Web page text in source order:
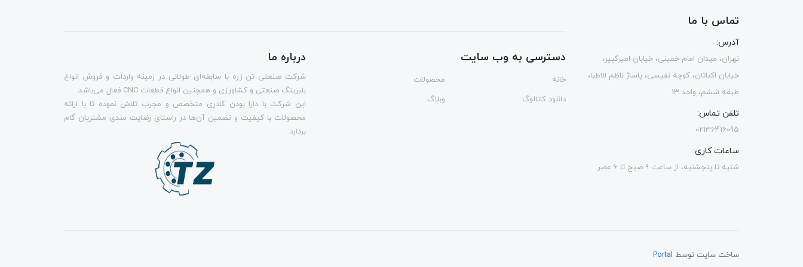
تماس با ما
آدرس:
تهران، میدان امام خمینی، خیابان امیرکبیر،
خیابان اکباتان، کوچه نفیسی، پاساژ ناظم الاطبا،
طبقه ششم، واحد 13
تلفن تماس:
02136416095
ساعات کاری:
شنبه تا پنجشنبه، از ساعت 9 صبح تا 6 عصر
دسترسی به وب سایت
خانه
محصولات
دانلود کاتالوگ
وبلاگ
درباره ما
شرکت صنعتی تن زره با سابقه‌ای طولانی در زمینه واردات و فروش انواع
بلبرینگ صنعتی و کشاورزی و همچنین انواع قطعات CNC فعال می‌باشد.
این شرکت با دارا بودن کادری متخصص و مجرب تلاش نموده تا با ارائه
محصولات با کیفیت و تضمین آن‌ها در راستای رضایت مندی مشتریان گام
بردارد.
ساخت سایت توسط Portal